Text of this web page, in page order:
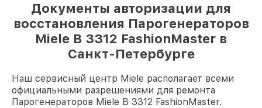
Документы авторизации для
восстановления Парогенераторов
Miele B 3312 FashionMaster в
Санкт-Петербурге
Наш сервисный центр Miele располагает всеми
официальными разрешениями для ремонта
Парогенераторов Miele B 3312 FashionMaster.